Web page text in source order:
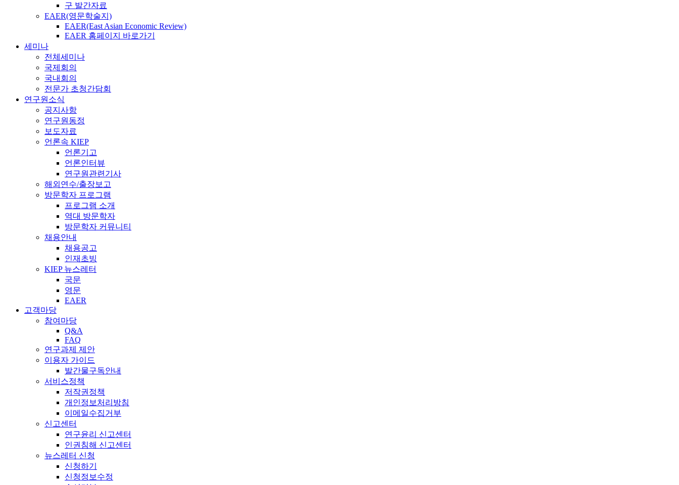
구 발간자료
EAER(영문학술지)
EAER(East Asian Economic Review)
EAER 홈페이지 바로가기
세미나
전체세미나
국제회의
국내회의
전문가 초청간담회
연구원소식
공지사항
연구원동정
보도자료
언론속 KIEP
언론기고
언론인터뷰
연구원관련기사
해외연수/출장보고
방문학자 프로그램
프로그램 소개
역대 방문학자
방문학자 커뮤니티
채용안내
채용공고
인재초빙
KIEP 뉴스레터
국문
영문
EAER
고객마당
참여마당
Q&A
FAQ
연구과제 제안
이용자 가이드
발간물구독안내
서비스정책
저작권정책
개인정보처리방침
이메일수집거부
신고센터
연구윤리 신고센터
인권침해 신고센터
뉴스레터 신청
신청하기
신청정보수정